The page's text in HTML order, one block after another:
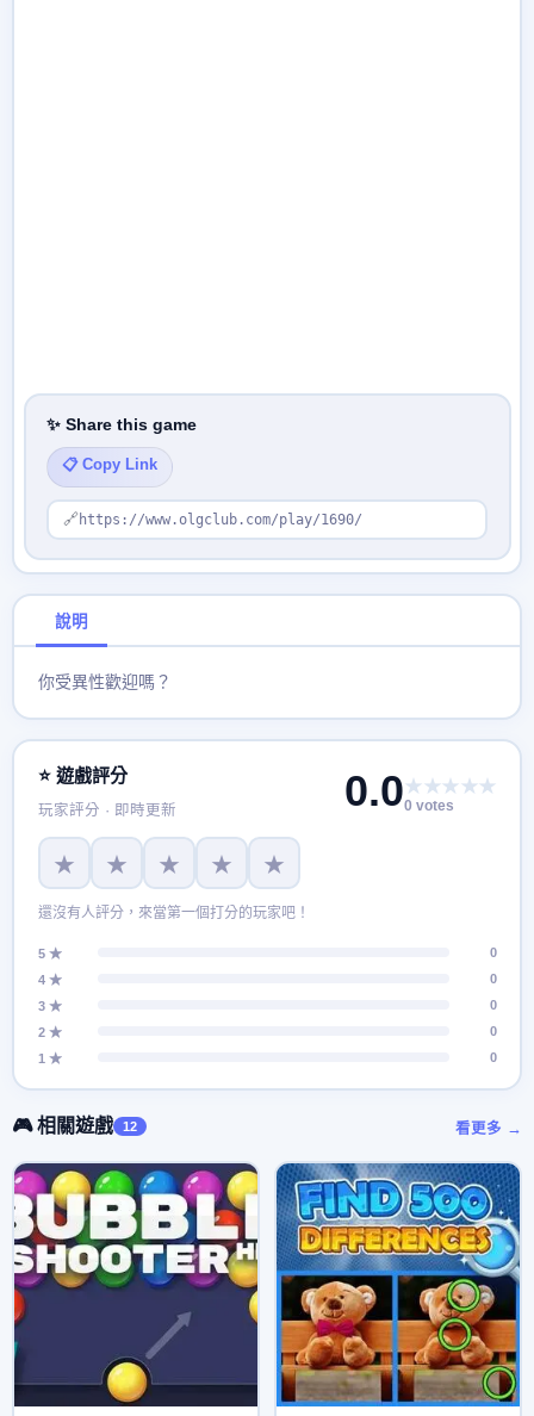
✨ Share this game
📋 Copy Link
🔗 https://www.olgclub.com/play/1690/
說明
你受異性歡迎嗎？
⭐ 遊戲評分
玩家評分 · 即時更新 0.0★★★★★
0 votes
★ ★ ★ ★ ★
還沒有人評分，來當第一個打分的玩家吧！
5 ★
0
4 ★
0
3 ★
0
2 ★
0
1 ★
0
🎮 相關遊戲 12 看更多 →